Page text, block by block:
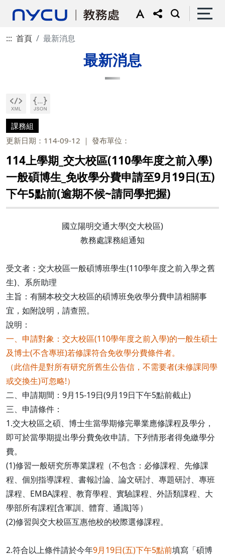
::: 首頁 最新消息
最新消息
課務組
更新日期：114-09-12
發布單位：
114上學期_交大校區(110學年度之前入學)
一般碩博生_免收學分費申請至9月19日(五)
下午5點前(逾期不候~請同學把握)
國立陽明交通大學(交大校區)
教務處課務組通知
受文者：交大校區一般碩博班學生(110學年度之前入學之舊
生)、系所助理
主旨：有關本校交大校區的碩博班免收學分費申請相關事
宜，如附說明，請查照。
說明：
一、申請對象：交大校區(110學年度之前入學)的一般生碩士
及博士(不含專班)若修課符合免收學分費條件者。
（此信件是對所有研究所舊生公告信，不需要者(未修課同學
或交換生)可忽略!）
二、申請期間：9月15-19日(9月19日下午5點前截止)
三、申請條件：
1.交大校區之碩、博士生當學期修完畢業應修課程及學分，
即可於當學期提出學分費免收申請。下列情形者得免繳學分
費。
(1)修習一般研究所專業課程（不包含：必修課程、先修課
程、個別指導課程、書報討論、論文研討、專題研討、專班
課程、EMBA課程、教育學程、實驗課程、外語類課程、大
學部所有課程[含軍訓、體育、通識]等）
(2)修習與交大校區互惠他校的校際選修課程。
2.符合以上條件請於今年9月19日(五)下午5點前填寫「碩博